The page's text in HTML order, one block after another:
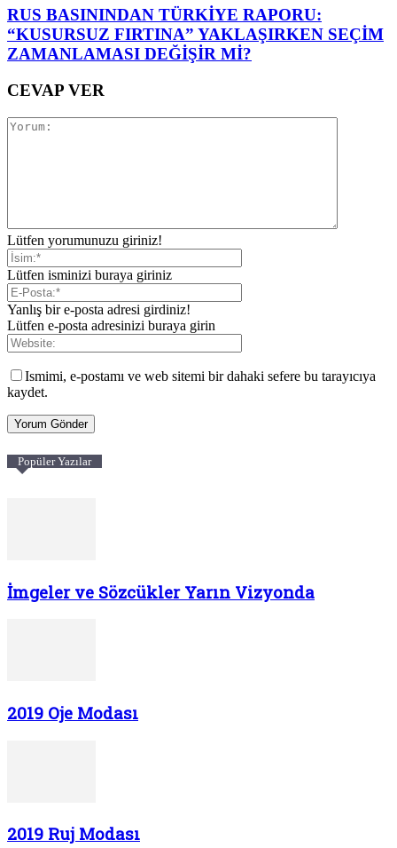
RUS BASININDAN TÜRKİYE RAPORU:
“KUSURSUZ FIRTINA” YAKLAŞIRKEN SEÇİM
ZAMANLAMASI DEĞİŞİR Mİ?
CEVAP VER
Lütfen yorumunuzu giriniz!
Lütfen isminizi buraya giriniz
Yanlış bir e-posta adresi girdiniz!
Lütfen e-posta adresinizi buraya girin
Ismimi, e-postamı ve web sitemi bir dahaki sefere bu tarayıcıya
kaydet.
Popüler Yazılar
İmgeler ve Sözcükler Yarın Vizyonda
2019 Oje Modası
2019 Ruj Modası